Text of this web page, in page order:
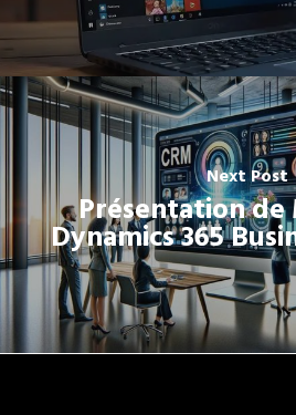
Next Post
Présentation
Dynamics 365